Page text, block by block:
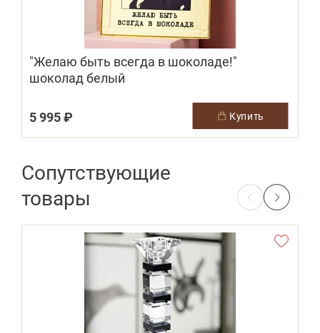
"Желаю быть всегда в шоколаде!"
шоколад белый
5 995 ₽ купить
Сопутствующие
товары